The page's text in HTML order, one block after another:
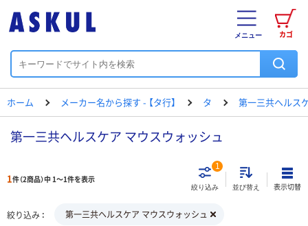
カゴ
メニュー
ホーム メーカー名から探す - 【タ行】 タ 第一三共ヘルス
第一三共ヘルスケア マウスウォッシュ
1件（2商品）中 1～1件を表示
絞り込み
1
並び替え 表示切替
絞り込み 第一三共ヘルスケア マウスウォッシュ